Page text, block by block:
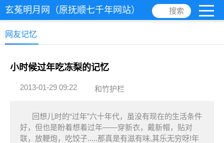
玄菟明月网（原抚顺七千年网站） 搜索
网友记忆
小时候过年吃冻梨的记忆
2013-01-29 09:22 和竹护栏
回想儿时的“过年”六十年代，虽没有现在的生活条件
好，但也是盼着想着过年——穿新衣，戴新帽，贴对
联，放鞭炮，吃饺子.....那真是有滋有味,其乐无穷呀!年